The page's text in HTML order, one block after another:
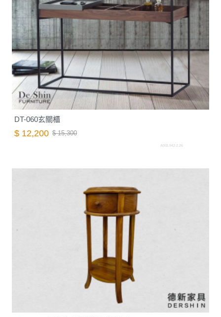
DT-060玄關櫃
$ 12,200 $ 15,300
A003.942-2.26